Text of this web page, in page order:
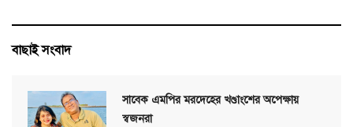
বাছাই সংবাদ
সাবেক এমপির মরদেহের খণ্ডাংশের অপেক্ষায়
স্বজনরা